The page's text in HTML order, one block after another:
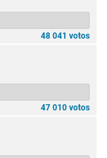
48 041 votos
47 010 votos